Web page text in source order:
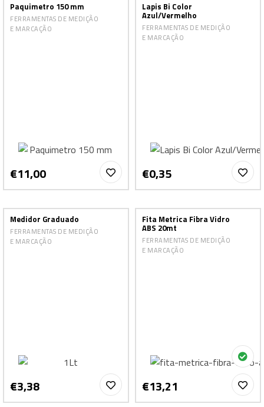
Paquimetro 150 mm
FERRAMENTAS DE MEDIÇÃO
E MARCAÇÃO
€11,00
Lapis Bi Color
Azul/Vermelho
FERRAMENTAS DE MEDIÇÃO
E MARCAÇÃO
€0,35
Medidor Graduado
FERRAMENTAS DE MEDIÇÃO
E MARCAÇÃO
€3,38
Fita Metrica Fibra Vidro
ABS 20mt
FERRAMENTAS DE MEDIÇÃO
E MARCAÇÃO
€13,21